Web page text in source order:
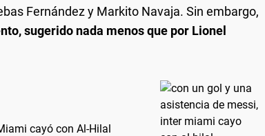
Fernández y Markito Navaja. Sin embargo,
sugerido nada menos que por Lionel
cayó con Al-Hilal